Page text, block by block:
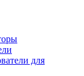
для